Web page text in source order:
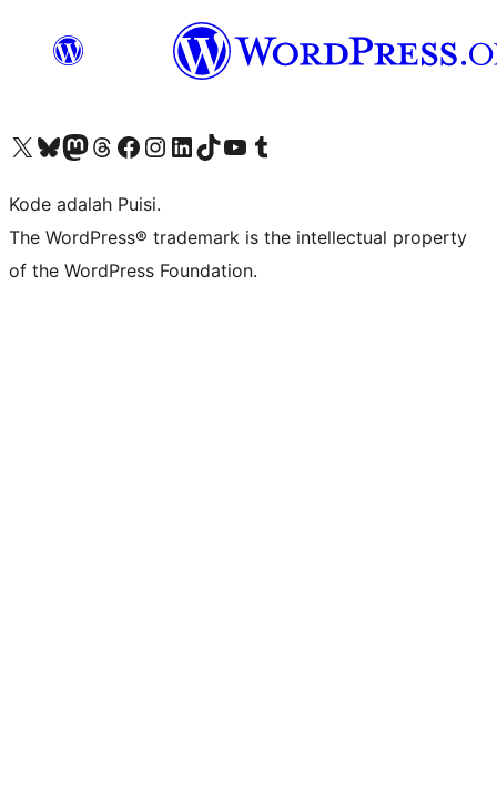
Kunjungi akun X (sebelumnya Twitter) kamiVisit our Bluesky account
Kunjungi akun Mastodon kami
Visit our Threads account
Kunjungi halaman Facebook kamiKunjungi akun Instagram kamiKunjungi akun LinkedIn kami
Visit our TikTok account
Kunjungi channel YouTube kamiVisit our Tumblr account
Kode adalah Puisi.
The WordPress® trademark is the intellectual property
of the WordPress Foundation.